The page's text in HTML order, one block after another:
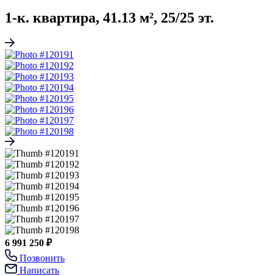
1-к. квартира, 41.13 м², 25/25 эт.
6 991 250 ₽
Позвонить
Написать